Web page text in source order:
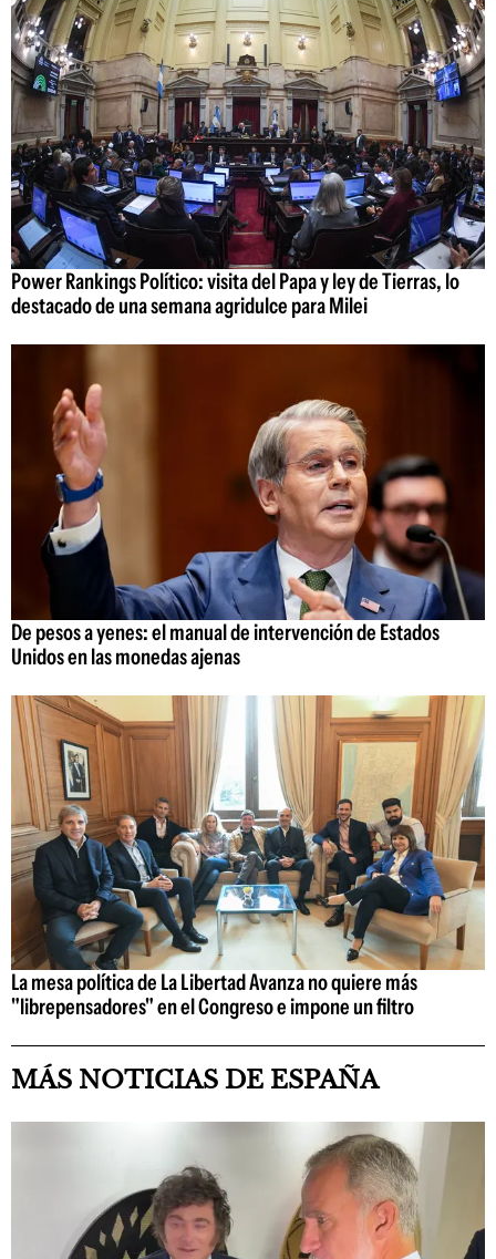
Power Rankings Político: visita del Papa y ley de Tierras, lo
destacado de una semana agridulce para Milei
De pesos a yenes: el manual de intervención de Estados
Unidos en las monedas ajenas
La mesa política de La Libertad Avanza no quiere más
"librepensadores" en el Congreso e impone un filtro
MÁS NOTICIAS DE ESPAÑA